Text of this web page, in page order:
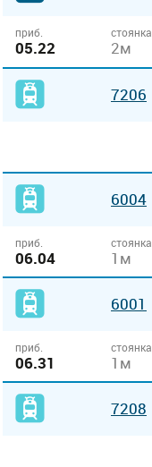
приб.
05.22
стоянка
2м
7206
6004
приб.
06.04
стоянка
1м
6001
приб.
06.31
стоянка
1м
7208